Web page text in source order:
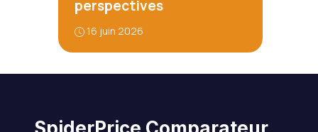
perspectives
16 juin 2026